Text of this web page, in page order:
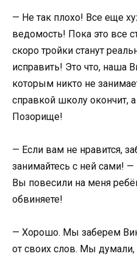
— Не так плохо! Все еще
ведомость! Пока это все
скоро тройки станут
исправить! Это что, наша
которым никто не
справкой школу окончит, а
Позорище!
— Если вам не нравится,
занимайтесь с ней сами!
Вы повесили на меня
обвиняете!
— Хорошо. Мы заберем
от своих слов. Мы думали,